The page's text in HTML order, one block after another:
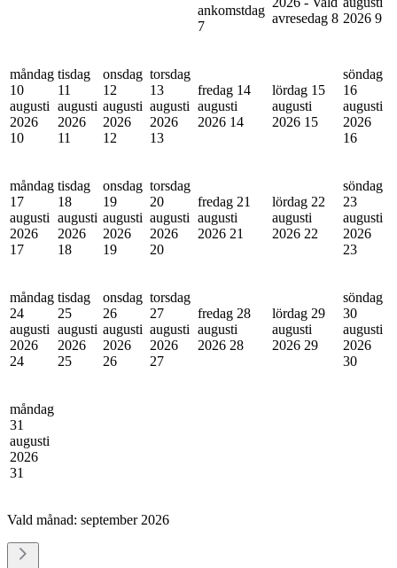
ankomstdag
7
avresedag 8 2026 9
måndag
10
augusti
2026
10
tisdag
11
augusti
2026
11
onsdag
12
augusti
2026
12
torsdag
13
augusti
2026
13
fredag 14
augusti
2026 14
lördag 15
augusti
2026 15
söndag
16
augusti
2026
16
måndag
17
augusti
2026
17
tisdag
18
augusti
2026
18
onsdag
19
augusti
2026
19
torsdag
20
augusti
2026
20
fredag 21
augusti
2026 21
lördag 22
augusti
2026 22
söndag
23
augusti
2026
23
måndag
24
augusti
2026
24
tisdag
25
augusti
2026
25
onsdag
26
augusti
2026
26
torsdag
27
augusti
2026
27
fredag 28
augusti
2026 28
lördag 29
augusti
2026 29
söndag
30
augusti
2026
30
måndag
31
augusti
2026
31
Vald månad: september 2026